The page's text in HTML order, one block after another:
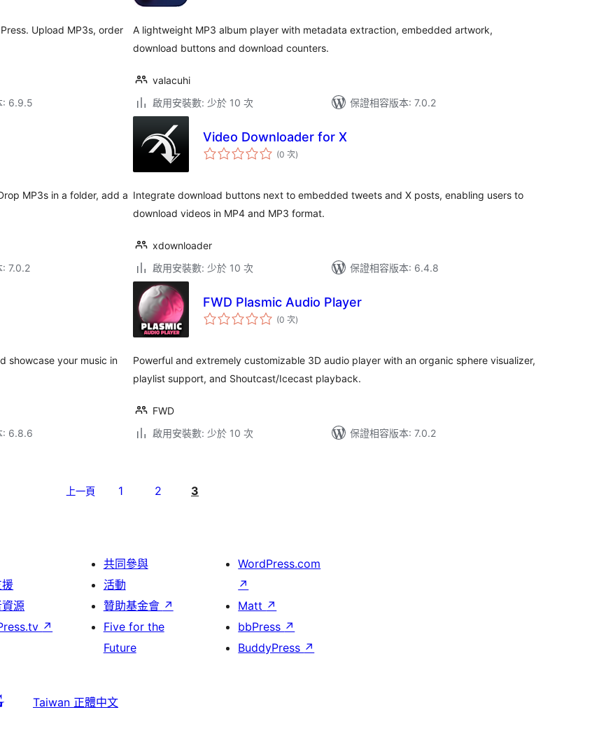
Upload MP3s, order
: 6.9.5
A lightweight MP3 album player with metadata extraction, embedded artwork,
download buttons and download counters.
valacuhi
啟用安裝數: 少於 10 次
保證相容版本: 7.0.2
MP3s in a folder, add a
: 7.0.2
Video Downloader for X
(0 次評
分)
Integrate download buttons next to embedded tweets and X posts, enabling users to
download videos in MP4 and MP3 format.
xdownloader
啟用安裝數: 少於 10 次
保證相容版本: 6.4.8
showcase your music in
: 6.8.6
FWD Plasmic Audio Player
(0 次評
分)
Powerful and extremely customizable 3D audio player with an organic sphere visualizer,
playlist support, and Shoutcast/Icecast playback.
FWD
啟用安裝數: 少於 10 次
保證相容版本: 7.0.2
上一頁 1 2 3
資源
↗
共同參與
活動
贊助基金會 ↗
Five for the
Future
WordPress.com
↗
Matt ↗
bbPress ↗
BuddyPress ↗
Taiwan 正體中文